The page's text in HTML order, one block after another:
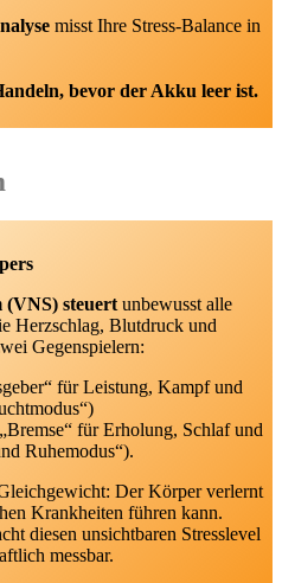
misst Ihre Stress-Balance in
bevor der Akku leer ist.
(VNS) steuertunbewusst alle
Herzschlag, Blutdruck und
Gegenspielern:
für Leistung, Kampf und
für Erholung, Schlaf und
Ruhemodus“).
Der Körper verlernt
Krankheiten führen kann.
diesen unsichtbaren Stresslevel
messbar.